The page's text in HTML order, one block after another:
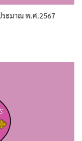
ระมาณ พ.ศ.2567